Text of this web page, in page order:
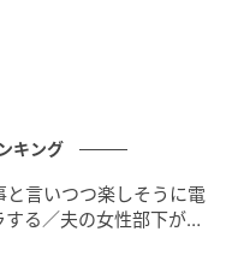
キング
言いつつ楽しそうに電
る／夫の女性部下が気